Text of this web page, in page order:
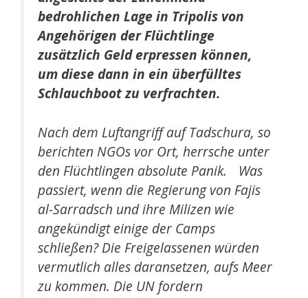
bedrohlichen Lage in Tripolis von
Angehörigen der Flüchtlinge
zusätzlich Geld erpressen können,
um diese dann in ein überfülltes
Schlauchboot zu verfrachten.
Nach dem Luftangriff auf Tadschura, so
berichten NGOs vor Ort, herrsche unter
den Flüchtlingen absolute Panik. Was
passiert, wenn die Regierung von Fajis
al-Sarradsch und ihre Milizen wie
angekündigt einige der Camps
schließen? Die Freigelassenen würden
vermutlich alles daransetzen, aufs Meer
zu kommen. Die UN fordern